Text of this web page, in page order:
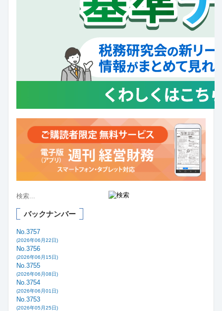
バックナンバー
No.3757
(2026年06月22日)
No.3756
(2026年06月15日)
No.3755
(2026年06月08日)
No.3754
(2026年06月01日)
No.3753
(2026年05月25日)